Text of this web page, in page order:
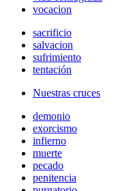
vocacion
sacrificio
salvacion
sufrimiento
tentación
Nuestras cruces
demonio
exorcismo
infierno
muerte
pecado
penitencia